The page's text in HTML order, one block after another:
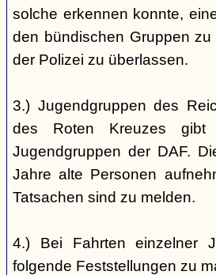
solche erkennen konnte,
den bündischen Gruppen
der Polizei zu überlassen.
3.) Jugendgruppen des
des Roten Kreuzes
Jugendgruppen der DAF.
Jahre alte Personen
Tatsachen sind zu melden.
4.) Bei Fahrten einzelner
folgende Feststellungen zu